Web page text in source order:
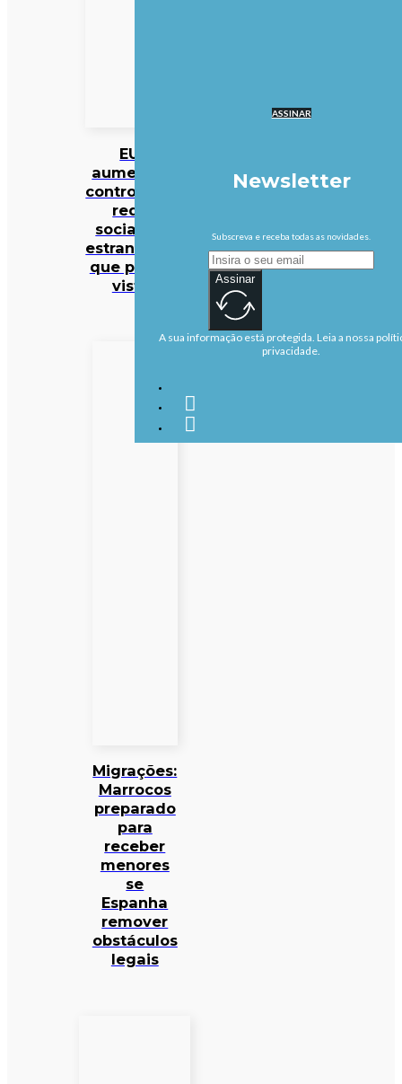
EUA
aumentam
controlo das
redes
sociais de
estrangeiros
que pedem
vistos
Migrações:
Marrocos
preparado
para
receber
menores
se
Espanha
remover
obstáculos
legais
ASSINAR
Newsletter
Subscreva e receba todas as novidades.
Assinar
A sua informação está protegida. Leia a nossa
privacidade.